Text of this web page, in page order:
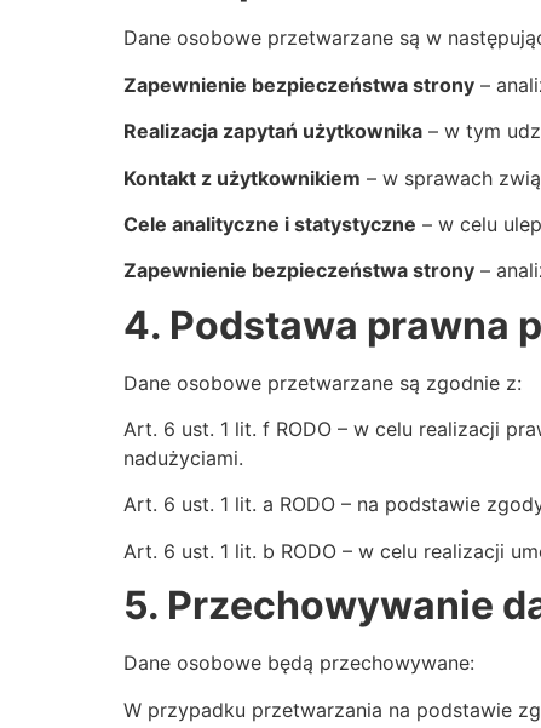
Dane osobowe przetwarzane są w
Zapewnienie bezpieczeństwa strony –
Realizacja zapytań użytkownika – w tym
Kontakt z użytkownikiem – w sprawach
Cele analityczne i statystyczne – w celu
Zapewnienie bezpieczeństwa strony –
4. Podstawa prawna
Dane osobowe przetwarzane są zgodnie z:
Art. 6 ust. 1 lit. f RODO – w celu realizacji
nadużyciami.
Art. 6 ust. 1 lit. a RODO – na podstawie
Art. 6 ust. 1 lit. b RODO – w celu realizacji
5. Przechowywanie
Dane osobowe będą przechowywane:
W przypadku przetwarzania na podstawie